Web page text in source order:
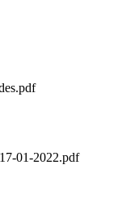
01-2022.pdf